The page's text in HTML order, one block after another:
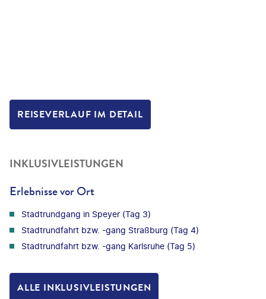
REISEVERLAUF IM DETAIL
INKLUSIVLEISTUNGEN
Erlebnisse vor Ort
Stadtrundgang in Speyer (Tag 3)
Stadtrundfahrt bzw. -gang Straßburg (Tag 4)
Stadtrundfahrt bzw. -gang Karlsruhe (Tag 5)
ALLE INKLUSIVLEISTUNGEN